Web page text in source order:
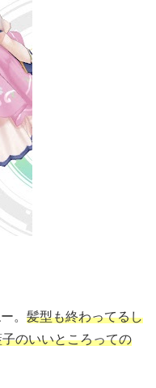
。 髪型も終わってるし
のいいところっての